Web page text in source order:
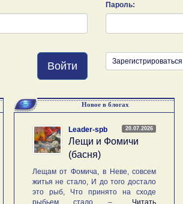
Пароль:
Войти Зарегистрироваться
Новое в блогах
20.07.2026
Leader-spb
Лещи и Фомичи
(басня)
Лещам от Фомича, в Неве, совсем
житья не стало, И до того достало
это рыб, Что принято на сходе
рыбьем стало – ... Читать